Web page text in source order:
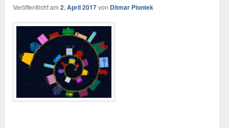
Veröffentlicht am 2. April 2017von Ditmar Piontek